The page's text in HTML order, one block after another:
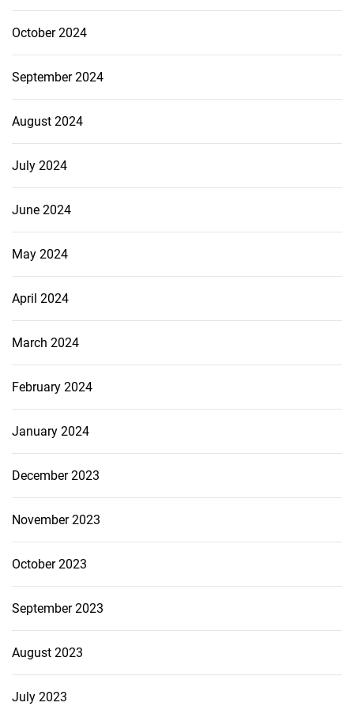
October 2024
September 2024
August 2024
July 2024
June 2024
May 2024
April 2024
March 2024
February 2024
January 2024
December 2023
November 2023
October 2023
September 2023
August 2023
July 2023